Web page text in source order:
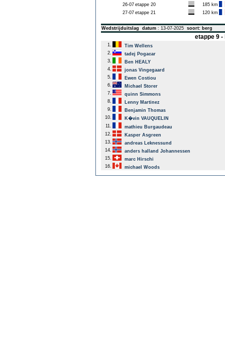
26-07 etappe 20
185 km
27-07 etappe 21 120 km
Wedstrijduitslag datum : 13-07-2025 soort: berg
etappe 9
1.
Tim Wellens
2.
tadej Pogacar
3.
Ben HEALY
4.
jonas Vingegaard
5.
Ewen Costiou
6.
Michael Storer
7.
quinn Simmons
8.
Lenny Martinez
9.
Benjamin Thomas
10.
K�vin VAUQUELIN
11.
mathieu Burgaudeau
12.
Kasper Asgreen
13.
andreas Leknessund
14.
anders halland Johannessen
15.
marc Hirschi
16.
michael Woods